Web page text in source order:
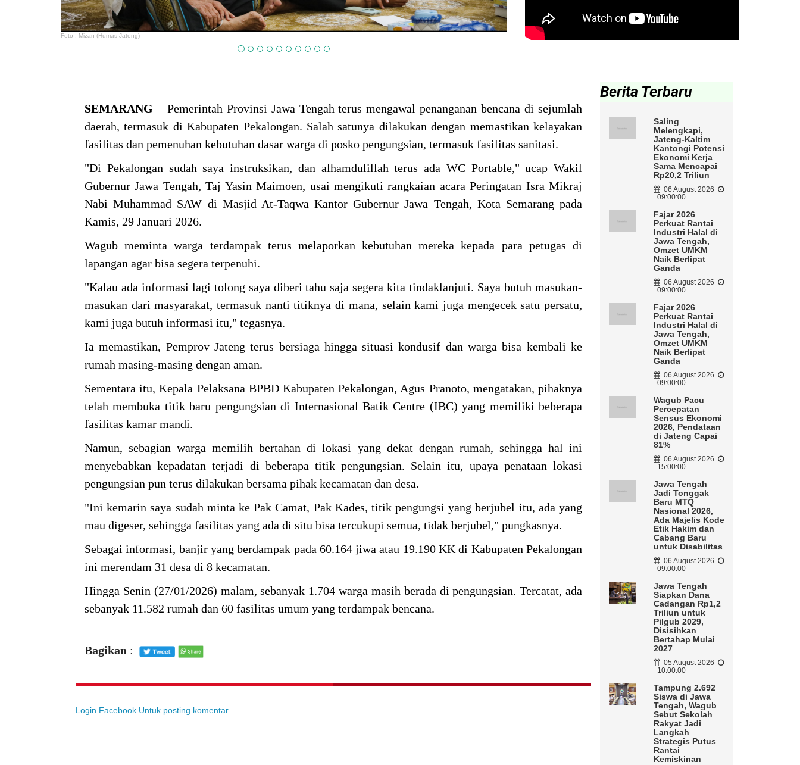
Foto : Mizan (Humas Jateng)
SEMARANG– Pemerintah Provinsi Jawa Tengah terus mengawal penanganan bencana di sejumlah
daerah, termasuk di Kabupaten Pekalongan. Salah satunya dilakukan dengan memastikan kelayakan
fasilitas dan pemenuhan kebutuhan dasar warga di posko pengungsian, termasuk fasilitas sanitasi.
"Di Pekalongan sudah saya instruksikan, dan alhamdulillah terus ada WC Portable," ucap Wakil
Gubernur Jawa Tengah, Taj Yasin Maimoen, usai mengikuti rangkaian acara Peringatan Isra Mikraj
Nabi Muhammad SAW di Masjid At-Taqwa Kantor Gubernur Jawa Tengah, Kota Semarang pada
Kamis, 29 Januari 2026.
Wagub meminta warga terdampak terus melaporkan kebutuhan mereka kepada para petugas di
lapangan agar bisa segera terpenuhi.
"Kalau ada informasi lagi tolong saya diberi tahu saja segera kita tindaklanjuti. Saya butuh masukan-
masukan dari masyarakat, termasuk nanti titiknya di mana, selain kami juga mengecek satu persatu,
kami juga butuh informasi itu," tegasnya.
Ia memastikan, Pemprov Jateng terus bersiaga hingga situasi kondusif dan warga bisa kembali ke
rumah masing-masing dengan aman.
Sementara itu, Kepala Pelaksana BPBD Kabupaten Pekalongan, Agus Pranoto, mengatakan, pihaknya
telah membuka titik baru pengungsian di Internasional Batik Centre (IBC) yang memiliki beberapa
fasilitas kamar mandi.
Namun, sebagian warga memilih bertahan di lokasi yang dekat dengan rumah, sehingga hal ini
menyebabkan kepadatan terjadi di beberapa titik pengungsian. Selain itu, upaya penataan lokasi
pengungsian pun terus dilakukan bersama pihak kecamatan dan desa.
"Ini kemarin saya sudah minta ke Pak Camat, Pak Kades, titik pengungsi yang berjubel itu, ada yang
mau digeser, sehingga fasilitas yang ada di situ bisa tercukupi semua, tidak berjubel," pungkasnya.
Sebagai informasi, banjir yang berdampak pada 60.164 jiwa atau 19.190 KK di Kabupaten Pekalongan
ini merendam 31 desa di 8 kecamatan.
Hingga Senin (27/01/2026) malam, sebanyak 1.704 warga masih berada di pengungsian. Tercatat, ada
sebanyak 11.582 rumah dan 60 fasilitas umum yang terdampak bencana.
Bagikan :
Login Facebook Untuk posting komentar
Berita Terbaru
Saling
Melengkapi,
Jateng-Kaltim
Kantongi Potensi
Ekonomi Kerja
Sama Mencapai
Rp20,2 Triliun
06 August 2026
09:00:00
Fajar 2026
Perkuat Rantai
Industri Halal di
Jawa Tengah,
Omzet UMKM
Naik Berlipat
Ganda
06 August 2026
09:00:00
Fajar 2026
Perkuat Rantai
Industri Halal di
Jawa Tengah,
Omzet UMKM
Naik Berlipat
Ganda
06 August 2026
09:00:00
Wagub Pacu
Percepatan
Sensus Ekonomi
2026, Pendataan
di Jateng Capai
81%
06 August 2026
15:00:00
Jawa Tengah
Jadi Tonggak
Baru MTQ
Nasional 2026,
Ada Majelis Kode
Etik Hakim dan
Cabang Baru
untuk Disabilitas
06 August 2026
09:00:00
Jawa Tengah
Siapkan Dana
Cadangan Rp1,2
Triliun untuk
Pilgub 2029,
Disisihkan
Bertahap Mulai
2027
05 August 2026
10:00:00
Tampung 2.692
Siswa di Jawa
Tengah, Wagub
Sebut Sekolah
Rakyat Jadi
Langkah
Strategis Putus
Rantai
Kemiskinan